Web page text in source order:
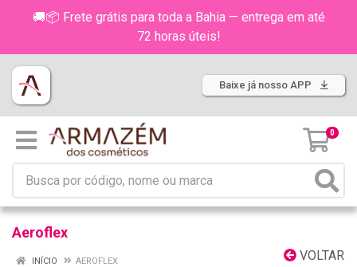
🚚📦 Frete grátis para toda a Bahia — entrega em até
72 horas úteis!
Baixe já nosso APP
0
Aeroflex
VOLTAR
INÍCIO AEROFLEX